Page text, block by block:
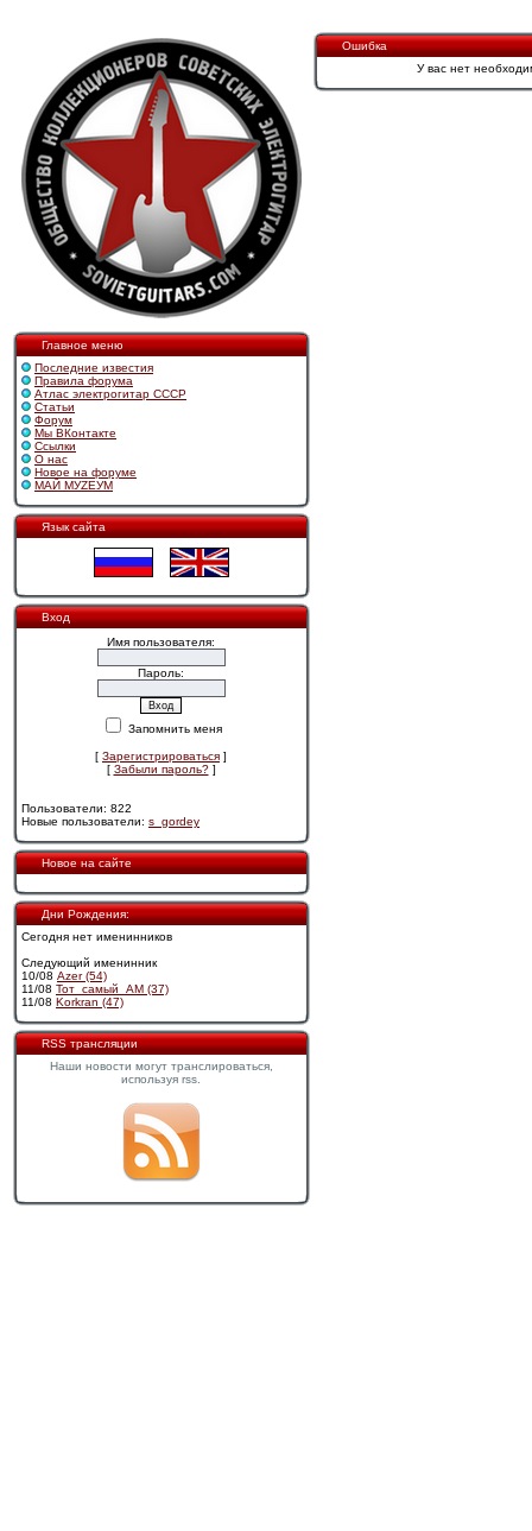
Главное меню
Последние известия
Правила форума
Атлас электрогитар СССР
Статьи
Форум
Мы ВКонтакте
Ссылки
О нас
Новое на форуме
МАЙ МУZЕУМ
Язык сайта
Вход
Имя пользователя:
Пароль:
Запомнить меня
[ Зарегистрироваться ]
[ Забыли пароль?]
Пользователи: 822
Новые пользователи: s_gordey
Новое на сайте
Дни Рождения:
Сегодня нет именинников
Следующий именинник
10/08 Azer (54)
11/08 Тот_самый_АМ (37)
11/08 Korkran (47)
RSS трансляции
Наши новости могут транслироваться,
используя rss.
Ошибка
У вас нет